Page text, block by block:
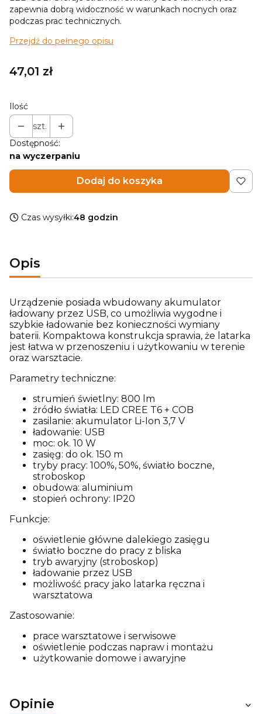
zapewnia dobrą widoczność w warunkach nocnych oraz
podczas prac technicznych.
Przejdź do pełnego opisu
Cena
47,01 zł
Ilość
szt.
Dostępność:
na wyczerpaniu
Dodaj do koszyka
Czas wysyłki:48 godzin
Opis
Urządzenie posiada wbudowany akumulator
ładowany przez USB, co umożliwia wygodne i
szybkie ładowanie bez konieczności wymiany
baterii. Kompaktowa konstrukcja sprawia, że latarka
jest łatwa w przenoszeniu i użytkowaniu w terenie
oraz warsztacie.
Parametry techniczne:
strumień świetlny: 800 lm
źródło światła: LED CREE T6 + COB
zasilanie: akumulator Li-Ion 3,7 V
ładowanie: USB
moc: ok. 10 W
zasięg: do ok. 150 m
tryby pracy: 100%, 50%, światło boczne,
stroboskop
obudowa: aluminium
stopień ochrony: IP20
Funkcje:
oświetlenie główne dalekiego zasięgu
światło boczne do pracy z bliska
tryb awaryjny (stroboskop)
ładowanie przez USB
możliwość pracy jako latarka ręczna i
warsztatowa
Zastosowanie:
prace warsztatowe i serwisowe
oświetlenie podczas napraw i montażu
użytkowanie domowe i awaryjne
Opinie